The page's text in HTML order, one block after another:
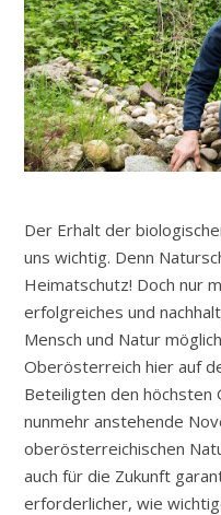
Der Erhalt der
uns wichtig. Denn
Heimatschutz! Doch nur
erfolgreiches und
Mensch und Natur
Oberösterreich hier auf
Beteiligten den höchsten
nunmehr anstehende
oberösterreichischen
auch für die Zukunft
erforderlicher, wie